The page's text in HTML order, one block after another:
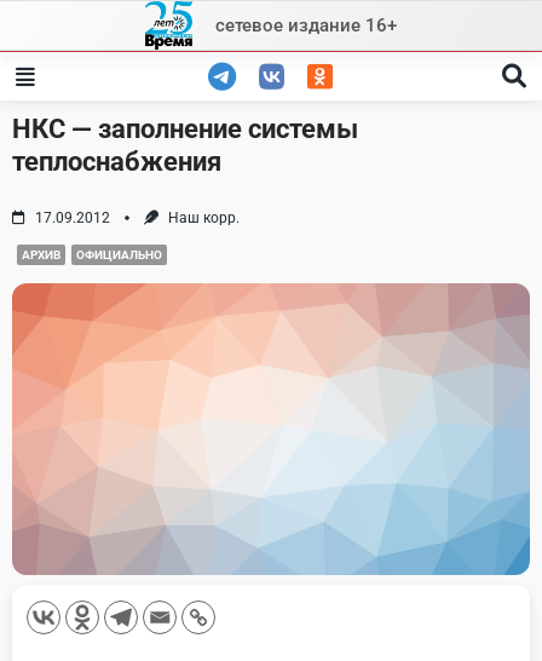
content
сетевое издание 16+
НКС — заполнение системы
теплоснабжения
17.09.2012 Наш корр.
АРХИВ ОФИЦИАЛЬНО